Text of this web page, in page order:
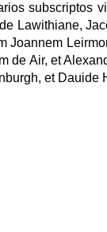
subscriptos
Lawithiane,
Air, et
et